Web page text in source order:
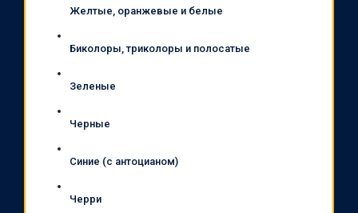
Желтые, оранжевые и белые
Биколоры, триколоры и полосатые
Зеленые
Черные
Синие (с антоцианом)
Черри